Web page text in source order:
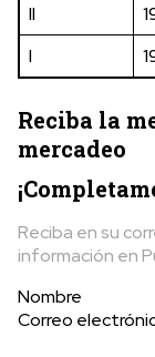
II
I
Reciba la
mercadeo
Reciba en su
información en
Nombre
Correo